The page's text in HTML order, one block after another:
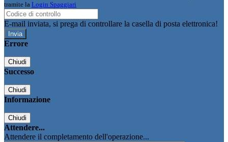
tramite la Login Spaggiari
E-mail inviata, si prega di controllare la casella di posta elettronica!
Errore
Chiudi
Successo
Chiudi
Informazione
Chiudi
Attendere...
Attendere il completamento dell'operazione...